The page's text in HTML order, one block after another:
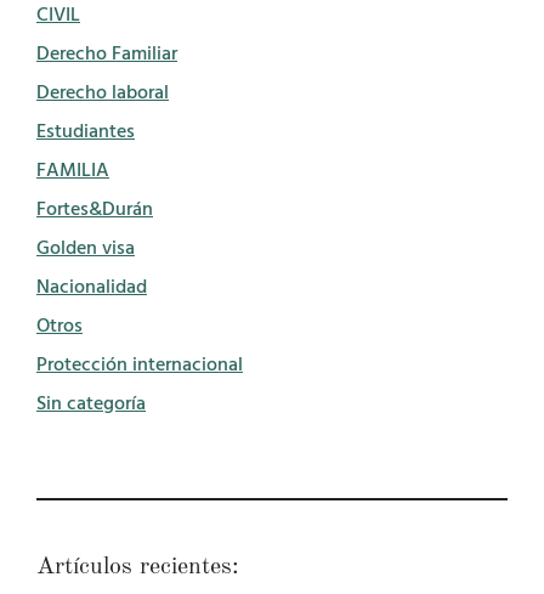
CIVIL
Derecho Familiar
Derecho laboral
Estudiantes
FAMILIA
Fortes&Durán
Golden visa
Nacionalidad
Otros
Protección internacional
Sin categoría
Artículos recientes: